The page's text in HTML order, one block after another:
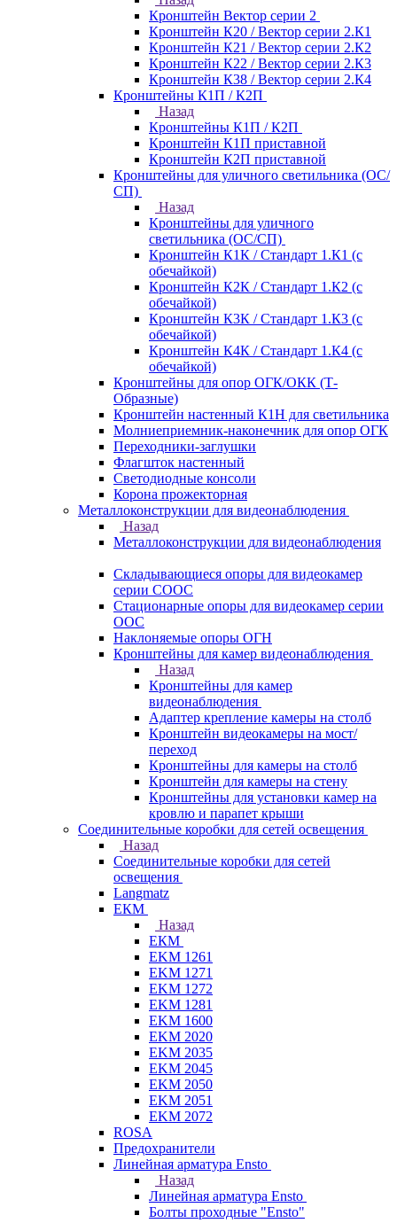
Кронштейн Вектор серии 2
Кронштейн К20 / Вектор серии 2.К1
Кронштейн К21 / Вектор серии 2.К2
Кронштейн К22 / Вектор серии 2.К3
Кронштейн К38 / Вектор серии 2.К4
Кронштейны К1П / К2П
Назад
Кронштейны К1П / К2П
Кронштейн К1П приставной
Кронштейн К2П приставной
Кронштейны для уличного светильника (ОС/
СП)
Назад
Кронштейны для уличного
светильника (ОС/СП)
Кронштейн К1К / Стандарт 1.К1 (с
обечайкой)
Кронштейн К2К / Стандарт 1.К2 (с
обечайкой)
Кронштейн К3К / Стандарт 1.К3 (с
обечайкой)
Кронштейн К4К / Стандарт 1.К4 (с
обечайкой)
Кронштейны для опор ОГК/ОКК (Т-
Образные)
Кронштейн настенный К1Н для светильника
Молниеприемник-наконечник для опор ОГК
Переходники-заглушки
Флагшток настенный
Светодиодные консоли
Корона прожекторная
Металлоконструкции для видеонаблюдения
Назад
Металлоконструкции для видеонаблюдения
Складывающиеся опоры для видеокамер
серии СООС
Стационарные опоры для видеокамер серии
ООС
Наклоняемые опоры ОГН
Кронштейны для камер видеонаблюдения
Назад
Кронштейны для камер
видеонаблюдения
Адаптер крепление камеры на столб
Кронштейн видеокамеры на мост/
переход
Кронштейны для камеры на столб
Кронштейн для камеры на стену
Кронштейны для установки камер на
кровлю и парапет крыши
Соединительные коробки для сетей освещения
Назад
Соединительные коробки для сетей
освещения
Langmatz
ЕКМ
Назад
ЕКМ
EKM 1261
EKM 1271
EKM 1272
EKM 1281
EKM 1600
EKM 2020
EKM 2035
EKM 2045
EKM 2050
EKM 2051
EKM 2072
ROSA
Предохранители
Линейная арматура Ensto
Назад
Линейная арматура Ensto
Болты проходные "Ensto"